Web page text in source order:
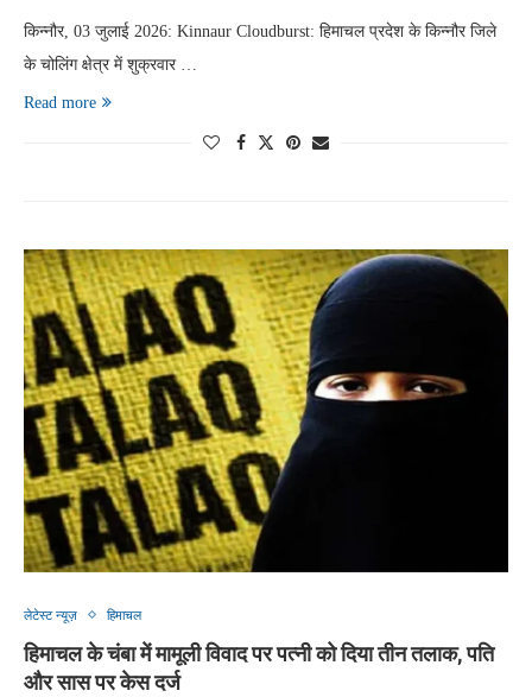
किन्नौर, 03 जुलाई 2026: Kinnaur Cloudburst: हिमाचल प्रदेश के किन्नौर जिले
के चोलिंग क्षेत्र में शुक्रवार …
Read more
लेटेस्ट न्यूज़ हिमाचल
हिमाचल के चंबा में मामूली विवाद पर पत्नी को दिया तीन तलाक, पति
और सास पर केस दर्ज